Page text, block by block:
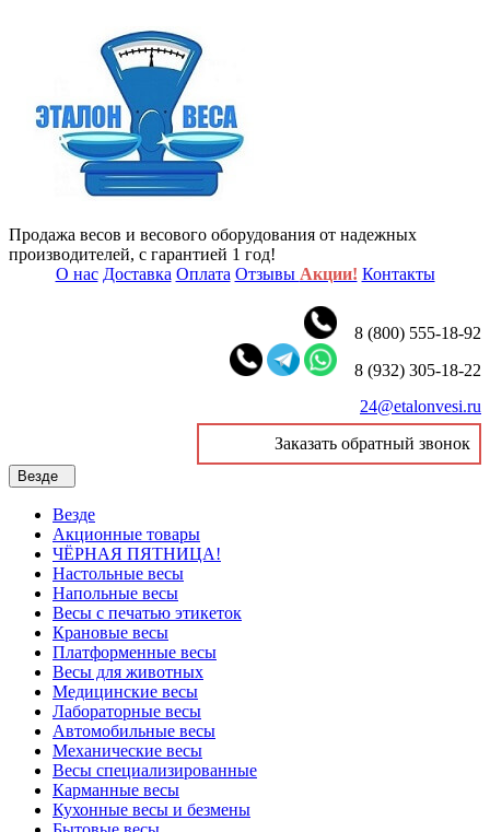
Продажа весов и весового оборудования от надежных
производителей, с гарантией 1 год!
О нас Доставка Оплата Отзывы Акции! Контакты
8 (800) 555-18-92
8 (932) 305-18-22
24@etalonvesi.ru
Заказать обратный звонок
Везде
Везде
Акционные товары
ЧЁРНАЯ ПЯТНИЦА!
Настольные весы
Напольные весы
Весы с печатью этикеток
Крановые весы
Платформенные весы
Весы для животных
Медицинские весы
Лабораторные весы
Автомобильные весы
Механические весы
Весы специализированные
Карманные весы
Кухонные весы и безмены